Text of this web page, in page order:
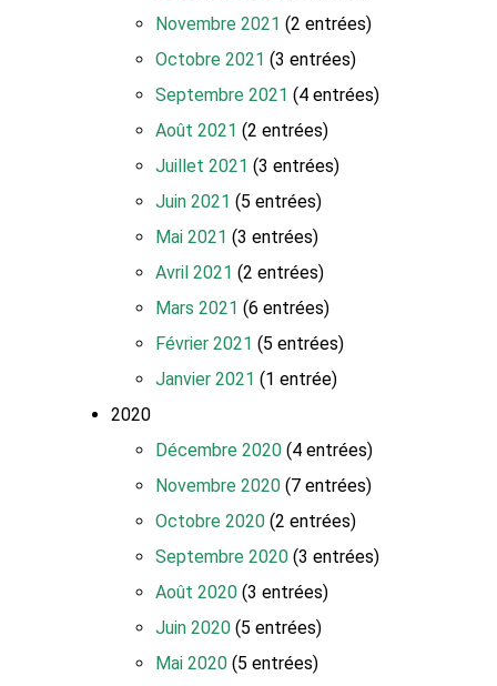
Novembre 2021 (2 entrées)
Octobre 2021 (3 entrées)
Septembre 2021 (4 entrées)
Août 2021 (2 entrées)
Juillet 2021 (3 entrées)
Juin 2021 (5 entrées)
Mai 2021 (3 entrées)
Avril 2021 (2 entrées)
Mars 2021 (6 entrées)
Février 2021 (5 entrées)
Janvier 2021 (1 entrée)
2020
Décembre 2020 (4 entrées)
Novembre 2020 (7 entrées)
Octobre 2020 (2 entrées)
Septembre 2020 (3 entrées)
Août 2020 (3 entrées)
Juin 2020 (5 entrées)
Mai 2020 (5 entrées)